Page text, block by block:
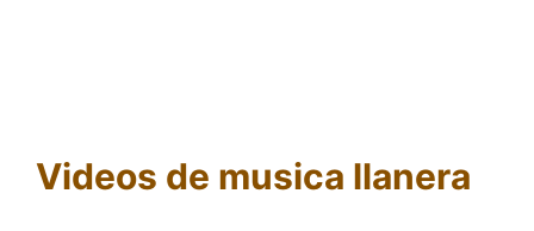
Videos de musica llanera